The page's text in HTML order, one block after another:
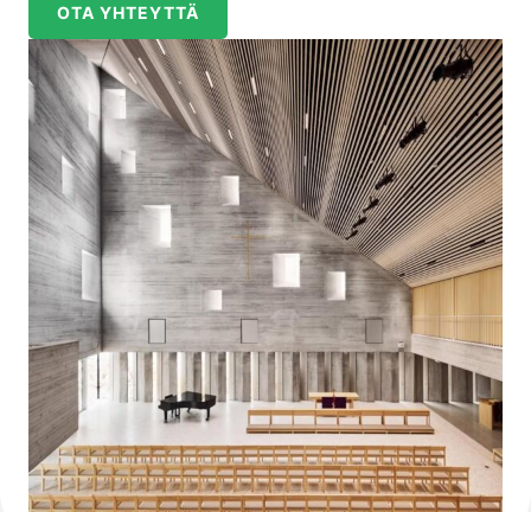
OTA YHTEYTTÄ